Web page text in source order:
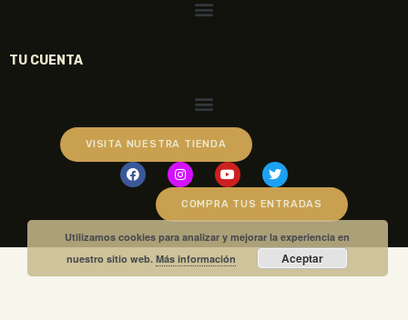
TU CUENTA
VISITA NUESTRA TIENDA
COMPRA TUS ENTRADAS
Utilizamos cookies para analizar y mejorar la experiencia en
nuestro sitio web.Más información Aceptar